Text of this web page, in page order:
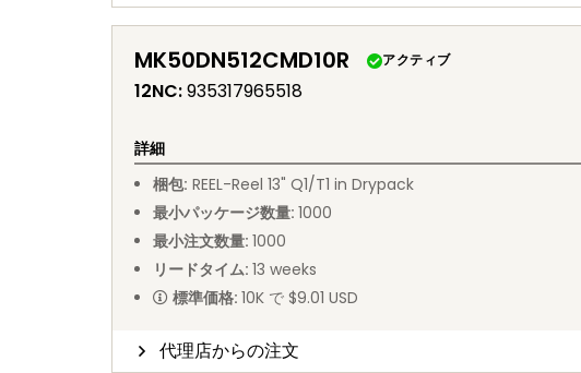
MK50DN512CMD10R アクティブ
12NC:935317965518
詳細
梱包: REEL-Reel 13" Q1/T1 in Drypack
最小パッケージ数量: 1000
最小注文数量: 1000
リードタイム: 13 weeks
標準価格: 10K で $9.01 USD
代理店からの注文